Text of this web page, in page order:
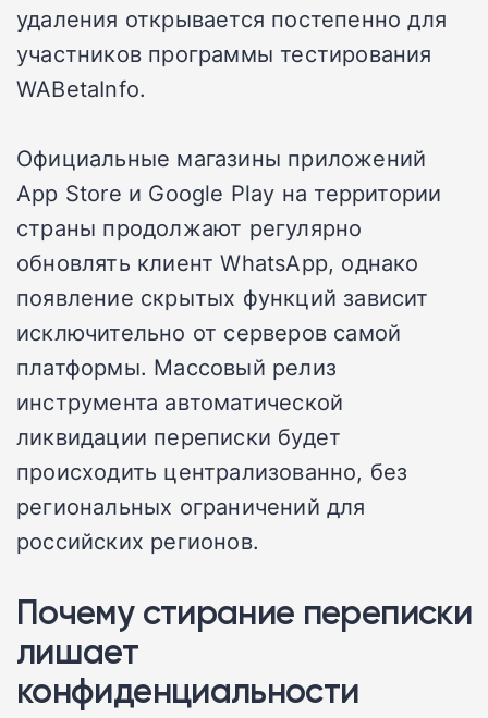
удаления открывается постепенно для
участников программы тестирования
WABetaInfo.
Официальные магазины приложений
App Store и Google Play на территории
страны продолжают регулярно
обновлять клиент WhatsApp, однако
появление скрытых функций зависит
исключительно от серверов самой
платформы. Массовый релиз
инструмента автоматической
ликвидации переписки будет
происходить централизованно, без
региональных ограничений для
российских регионов.
Почему стирание переписки
лишает
конфиденциальности